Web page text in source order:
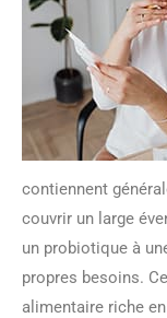
contiennent
couvrir un large
un probiotique à
propres besoins.
alimentaire riche